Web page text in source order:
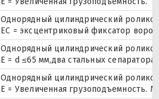
Однорядный цилиндрический
ЕС = эксцентриковый фиксатор
Однорядный цилиндрический
E = d ≤65 мм,два стальных
Однорядный цилиндрический
E = Увеличенная грузоподъемность.